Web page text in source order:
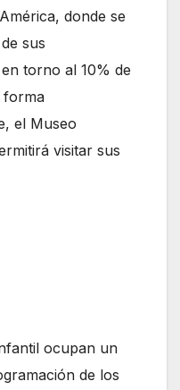
donde se
sus
torno al 10% de
forma
el Museo
visitar sus
ocupan un
de los